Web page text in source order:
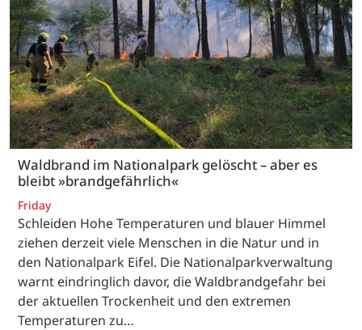
Waldbrand im Nationalpark gelöscht – aber es
bleibt »brandgefährlich«
Friday
Schleiden Hohe Temperaturen und blauer Himmel
ziehen derzeit viele Menschen in die Natur und in
den Nationalpark Eifel. Die Nationalparkverwaltung
warnt eindringlich davor, die Waldbrandgefahr bei
der aktuellen Trockenheit und den extremen
Temperaturen zu…